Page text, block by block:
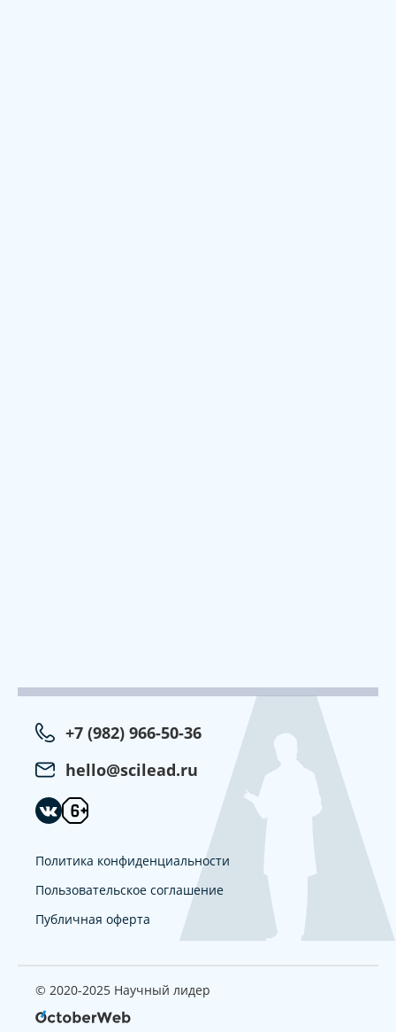
+7 (982) 966-50-36
hello@scilead.ru
Политика конфиденциальности
Пользовательское соглашение
Публичная оферта
© 2020-2025 Научный лидер